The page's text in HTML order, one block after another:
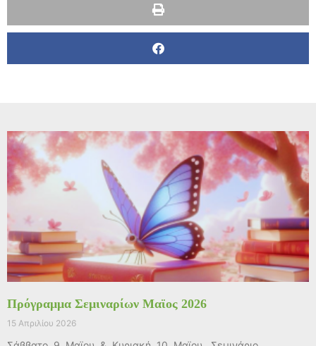
Πρόγραμμα Σεμιναρίων Μαϊος 2026
15 Απριλίου 2026